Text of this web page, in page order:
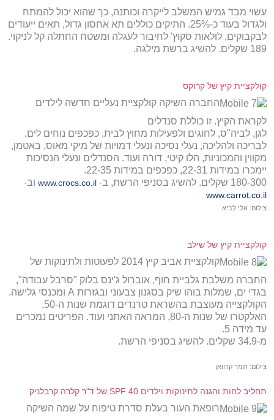
עשוי מבד גמיש המשלב לייקרה וכותנה, כך שהוא יכול להמתח
ולגדול בעוד כ-25%. התיקים כוללים תא אחסון גדול, תאים ייעודים
לבקבוקים, לולאות סקוץ' לחיבור לעגלה ומשטח החתלה קל לניקוי.
189 שקלים. להשיג ברשת מילגה.
קולקציית קיץ של קרוקס
החברה השיקה קולקציית נעליים חדשה לילדים
לקראת הקיץ. זו כוללת סנדלים
לגן, לביה"ס, לחוגים ולפעילות מחוץ לבית, כפכפים נוחים לים,
לבריכה ולהליכה, נעלי נסיכה ונעלי דמויות של מיקי מאוס, באטמן,
מקווין והמכוניות, הלו קיטי, דורה ועוד. הסנדלים ונעלי הנסיכות
יימכרו במידות 22-31, כפכפים במידות 22-35.
180-300 שקלים. להשיג בסניפי הרשת, ב-
www.crocs.co.il וב-
www.carrot.co.il
צילום: אלי לביא
קולקציית קיץ של שילב
קולקציית אביב קיץ 2014 לפעוטות ולתינוקות של
החברה משלבת גלביית חוף, אוברול ג'ינס בלוק "סרבל עבודה",
בגדי ים, שמלות בוהו שיק בסגנון צבעוני ובגזרות A ומכנסי גלישה.
הקולקצייה מעוצבת בהשראת טרנדים דוגמת שנות ה-50,
האלקטרו של שנות ה-80, המראה האתני ועוד. הפריטים נמכרים
עד מידה 5.
מ-34.9 שקלים. להשיג בסניפי הרשת.
צילום: תמר קרוואן
תחליב לחות והגנה לתינוקות וילדים 40 SPF של ד"ר קלרה קרבלניק
רופאת העור בעלת סדרת טיפוח על שמה השיקה